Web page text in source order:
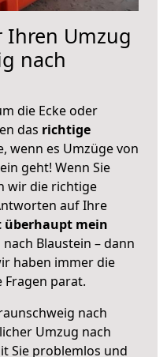
Ihren Umzug
nach
die Ecke oder
das richtige
wenn es Umzüge von
geht! Wenn Sie
wir die richtige
auf Ihre
überhaupt mein
Blaustein – dann
haben immer die
parat.
nach
Umzug nach
Sie problemlos und